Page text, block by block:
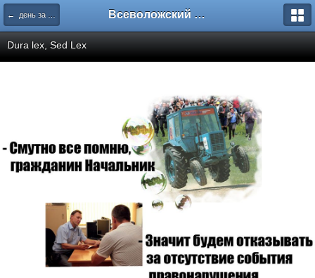
← день за днем Всеволожский форум
Dura lex, Sed Lex